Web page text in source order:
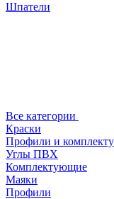
Шпатели
Все категории
Краски
Профили и
Углы ПВХ
Комплектующие
Маяки
Профили